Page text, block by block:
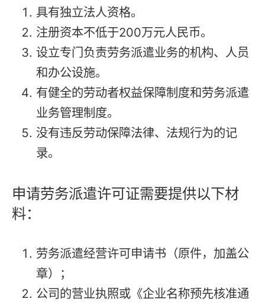
具有独立法人资格。
注册资本不低于200万元人民币。
设立专门负责劳务派遣业务的机构、人员
和办公设施。
有健全的劳动者权益保障制度和劳务派遣
业务管理制度。
没有违反劳动保障法律、法规行为的记
录。
申请劳务派遣许可证需要提供以下材
料：
劳务派遣经营许可申请书（原件，加盖公
章）；
公司的营业执照或《企业名称预先核准通